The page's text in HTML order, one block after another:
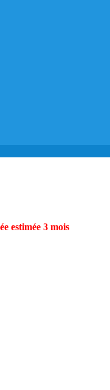
estimée 3 mois